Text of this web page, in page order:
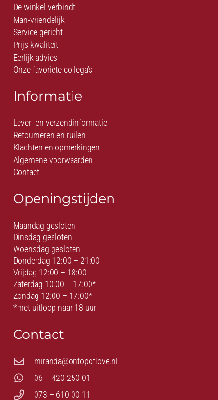
De winkel verbindt
Man-vriendelijk
Service gericht
Prijs kwaliteit
Eerlijk advies
Onze favoriete collega’s
Informatie
Lever- en verzendinformatie
Retourneren en ruilen
Klachten en opmerkingen
Algemene voorwaarden
Contact
Openingstijden
Maandag gesloten
Dinsdag gesloten
Woensdag gesloten
Donderdag 12:00 – 21:00
Vrijdag 12:00 – 18:00
Zaterdag 10:00 – 17:00*
Zondag 12:00 – 17:00*
*met uitloop naar 18 uur
Contact
miranda@ontopoflove.nl
06 – 420 250 01
073 – 610 00 11